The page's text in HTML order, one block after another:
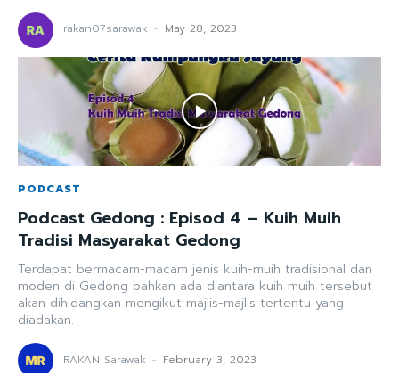
rakan07sarawak - May 28, 2023
PODCAST
Podcast Gedong : Episod 4 – Kuih Muih
Tradisi Masyarakat Gedong
Terdapat bermacam-macam jenis kuih-muih tradisional dan
moden di Gedong bahkan ada diantara kuih muih tersebut
akan dihidangkan mengikut majlis-majlis tertentu yang
diadakan.
RAKAN Sarawak - February 3, 2023